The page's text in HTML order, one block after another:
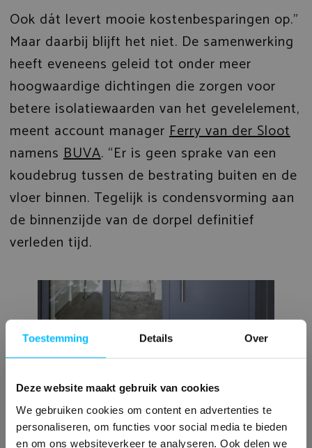
Toestemming Details Over
Deze website maakt gebruik van cookies
We gebruiken cookies om content en advertenties te
personaliseren, om functies voor social media te bieden
en om ons websiteverkeer te analyseren. Ook delen we
Ook dát levert mooie kostenbesparingen op.”
Maar daarbij blijft het niet. De samenwerking
heeft eveneens geleid tot onder meer
hoogwaardige dichtingen die zorgen voor
betere isolatiewaarden van het gevelelement,
meent account manager Ferry van der Sloot
namens BUVA. “Er is geen sprake van een
koudebrug tussen de bestrating buiten en de
vloer binnen. Tegelijk is condensvorming aan
de binnenzijde van de dorpel definitief
verleden tijd.
IsoStone-dorpel bij de voordeur,
gecombineerd met aluminium kozijnen.